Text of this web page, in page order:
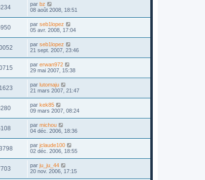
par bz
08 août 2008, 18:51
par seb1lopez
05 avr. 2008, 17:04
par seb1lopez
21 sept. 2007, 23:46
par erwan972
29 mai 2007, 15:38
par lutomaju
21 mars 2007, 21:47
par kek85
09 mars 2007, 08:24
par michou
04 déc. 2006, 18:36
par jclaude100
02 déc. 2006, 18:55
par ju_ju_44
20 nov. 2006, 17:15